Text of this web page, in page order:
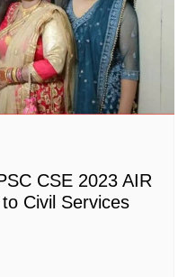
CSE 2023 AIR
Civil Services